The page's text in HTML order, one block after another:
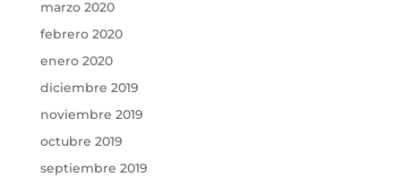
marzo 2020
febrero 2020
enero 2020
diciembre 2019
noviembre 2019
octubre 2019
septiembre 2019